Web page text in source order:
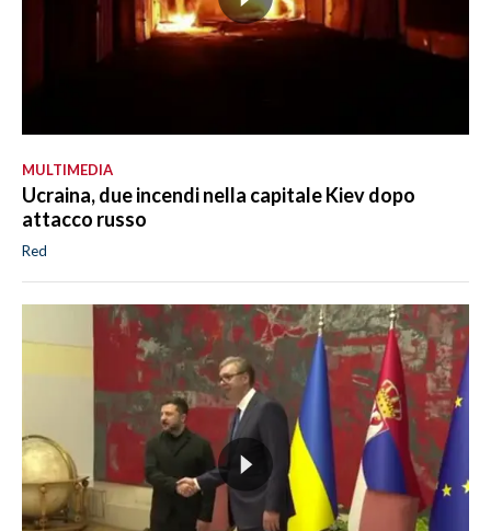
MULTIMEDIA
Ucraina, due incendi nella capitale Kiev dopo
attacco russo
Red